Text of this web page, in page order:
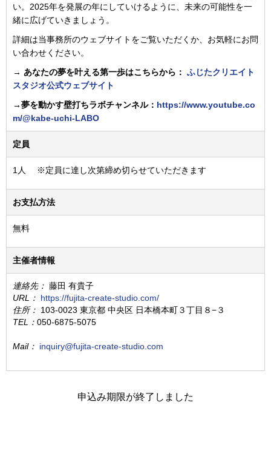
い。2025年を発展の年にしていけるように、未来の可能性を一
緒に広げていきましょう。
詳細は当事務所のウェブサイトをご覧いただくか、お気軽にお問
い合わせください。
→ あなたの夢を叶える第一歩はこちらから： ふじたクリエイト
スタジオ公式ウェブサイト
→夢を動かす壁打ちラボチャンネル： https://www.youtube.co
m/@kabe-uchi-LABO
定員
1人 ※定員に達し次第締め切らせていただきます
お支払方法
無料
主催者情報
連絡先： 藤田 有貴子
URL： https://fujita-create-studio.com/
住所： 103-0023 東京都 中央区 日本橋本町３丁目８−３
TEL： 050-6875-5075
Mail： inquiry@fujita-create-studio.com
申込み期限が終了しました